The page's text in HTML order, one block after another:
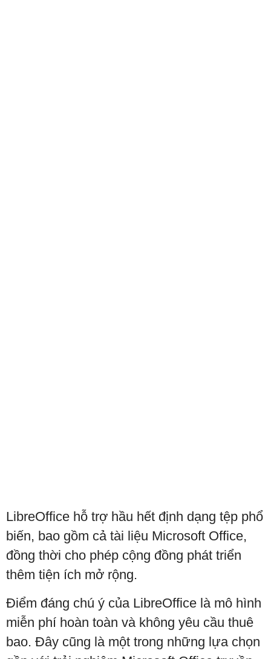
LibreOffice hỗ trợ hầu hết định dạng tệp phổ
biến, bao gồm cả tài liệu Microsoft Office,
đồng thời cho phép cộng đồng phát triển
thêm tiện ích mở rộng.
Điểm đáng chú ý của LibreOffice là mô hình
miễn phí hoàn toàn và không yêu cầu thuê
bao. Đây cũng là một trong những lựa chọn